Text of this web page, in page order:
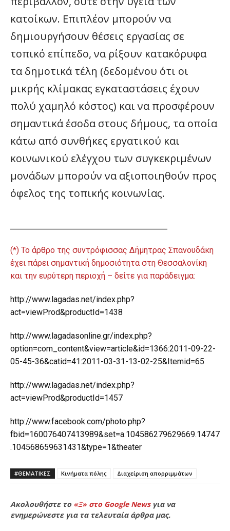
κατοίκων. Επιπλέον μπορούν να
δημιουργήσουν θέσεις εργασίας σε
τοπικό επίπεδο, να ρίξουν κατακόρυφα
τα δημοτικά τέλη (δεδομένου ότι οι
μικρής κλίμακας εγκαταστάσεις έχουν
πολύ χαμηλό κόστος) και να προσφέρουν
σημαντικά έσοδα στους δήμους, τα οποία
κάτω από συνθήκες εργατικού και
κοινωνικού ελέγχου των συγκεκριμένων
μονάδων μπορούν να αξιοποιηθούν προς
όφελος της τοπικής κοινωνίας.
(*) Το άρθρο της συντρόφισσας Δήμητρας Σπανουδάκη
έχει πάρει σημαντική δημοσιότητα στη Θεσσαλονίκη
και την ευρύτερη περιοχή – δείτε για παράδειγμα:
http://www.lagadas.net/index.php?
act=viewProd&productId=1438
http://www.lagadasonline.gr/index.php?
option=com_content&view=article&id=1366:2011-09-22-
05-45-36&catid=41:2011-03-31-13-02-25&Itemid=65
http://www.lagadas.net/index.php?
act=viewProd&productId=1457
http://www.facebook.com/photo.php?
fbid=160076407413989&set=a.104586279629669.14747
.104568659631431&type=1&theater
#ΘΕΜΑΤΙΚΈΣ Κινήματα πόλης Διαχείριση απορριμμάτων
Ακολουθήστε το «Ξ» στο Google Newsγια να
ενημερώνεστε για τα τελευταία άρθρα μας.